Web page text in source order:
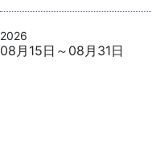
2026
08月15日～08月31日